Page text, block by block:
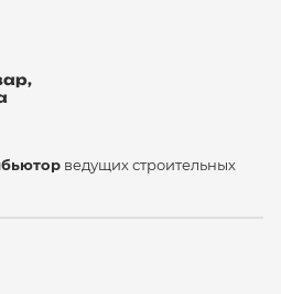
ведущих строительных